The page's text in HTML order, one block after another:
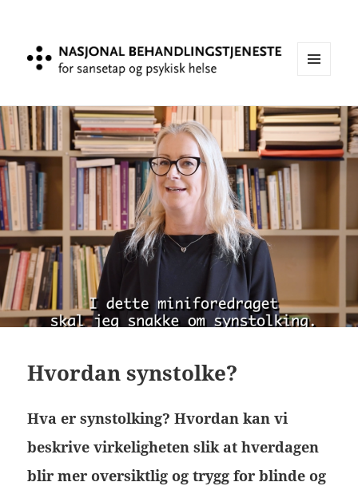
OG
Hvordan synstolke?
Hva er synstolking? Hvordan kan vi
beskrive virkeligheten slik at hverdagen
blir mer oversiktlig og trygg for blinde og